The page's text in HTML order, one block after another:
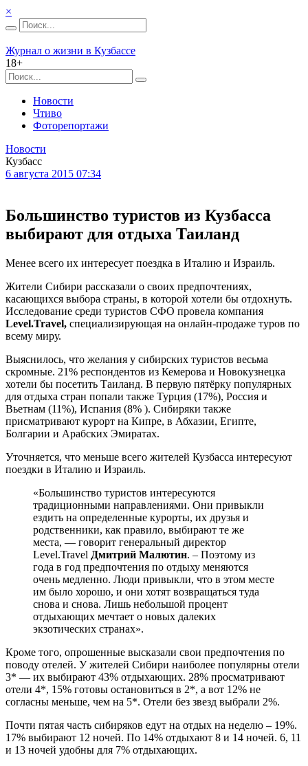
×
Журнал о жизни в Кузбассе
18+
Новости
Чтиво
Фоторепортажи
Новости
Кузбасс
6 августа 2015 07:34
Большинство туристов из Кузбасса
выбирают для отдыха Таиланд
Менее всего их интересует поездка в Италию и Израиль.
Жители Сибири рассказали о своих предпочтениях,
касающихся выбора страны, в которой хотели бы отдохнуть.
Исследование среди туристов СФО провела компания
Level.Travel, специализирующая на онлайн-продаже туров по
всему миру.
Выяснилось, что желания у сибирских туристов весьма
скромные. 21% респондентов из Кемерова и Новокузнецка
хотели бы посетить Таиланд. В первую пятёрку популярных
для отдыха стран попали также Турция (17%), Россия и
Вьетнам (11%), Испания (8% ). Сибиряки также
присматривают курорт на Кипре, в Абхазии, Египте,
Болгарии и Арабских Эмиратах.
Уточняется, что меньше всего жителей Кузбасса интересуют
поездки в Италию и Израиль.
«Большинство туристов интересуются
традиционными направлениями. Они привыкли
ездить на определенные курорты, их друзья и
родственники, как правило, выбирают те же
места, — говорит генеральный директор
Level.Travel Дмитрий Малютин. – Поэтому из
года в год предпочтения по отдыху меняются
очень медленно. Люди привыкли, что в этом месте
им было хорошо, и они хотят возвращаться туда
снова и снова. Лишь небольшой процент
отдыхающих мечтает о новых далеких
экзотических странах».
Кроме того, опрошенные высказали свои предпочтения по
поводу отелей. У жителей Сибири наиболее популярны отели
3* — их выбирают 43% отдыхающих. 28% просматривают
отели 4*, 15% готовы остановиться в 2*, а вот 12% не
согласны меньше, чем на 5*. Отели без звезд выбрали 2%.
Почти пятая часть сибиряков едут на отдых на неделю – 19%.
17% выбирают 12 ночей. По 14% отдыхают 8 и 14 ночей. 6, 11
и 13 ночей удобны для 7% отдыхающих.